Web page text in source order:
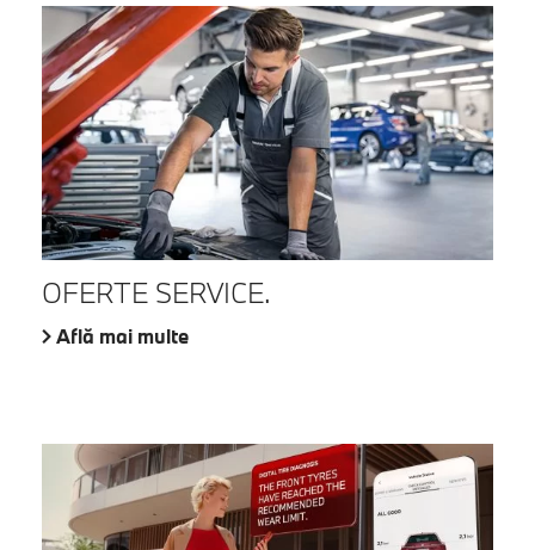
OFERTE SERVICE.
Află mai multe